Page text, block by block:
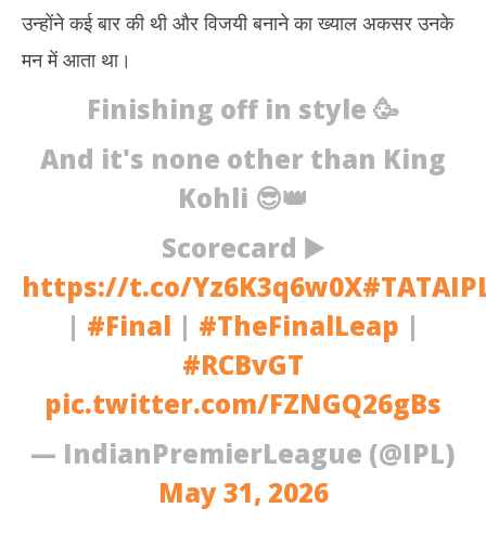
फाइनल मुकाबले में विजयी शॉट खेलने की कल्पना मैंने कई बार की थी : विराट
कोहली
2026
उन्होंने कई बार की थी और विजयी बनाने का ख्याल अकसर उनके
मन में आता था।
Finishing off in style 🥳
And it's none other than King
Kohli 😎👑
Scorecard ▶️
https://t.co/Yz6K3q6w0X
| #Final | #TheFinalLeap |
#RCBvGT
pic.twitter.com/FZNGQ26gBs
— IndianPremierLeague (@IPL)
May 31, 2026